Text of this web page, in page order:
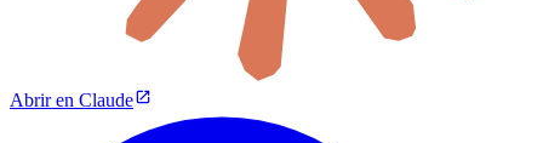
Abrir en Claude